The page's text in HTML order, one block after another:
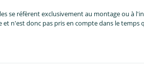
se réfèrent exclusivement au montage ou à
n'est donc pas pris en compte dans le temps